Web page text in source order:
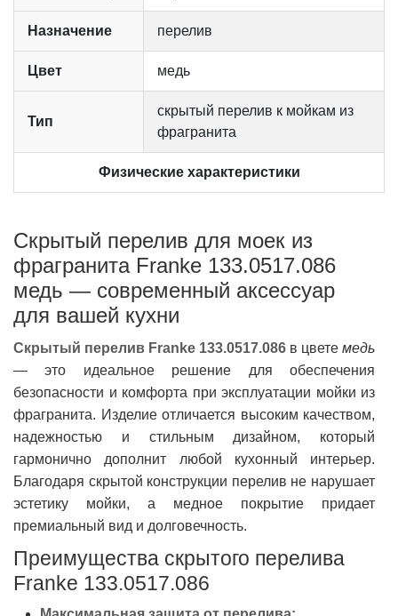
Назначение перелив
Цвет медь
Тип
скрытый перелив к мойкам из
фрагранита
Физические характеристики
Скрытый перелив для моек из
фрагранита Franke 133.0517.086
медь — современный аксессуар
для вашей кухни
Скрытый перелив Franke 133.0517.086 в цвете медь
— это идеальное решение для обеспечения
безопасности и комфорта при эксплуатации мойки из
фрагранита. Изделие отличается высоким качеством,
надежностью и стильным дизайном, который
гармонично дополнит любой кухонный интерьер.
Благодаря скрытой конструкции перелив не нарушает
эстетику мойки, а медное покрытие придает
премиальный вид и долговечность.
Преимущества скрытого перелива
Franke 133.0517.086